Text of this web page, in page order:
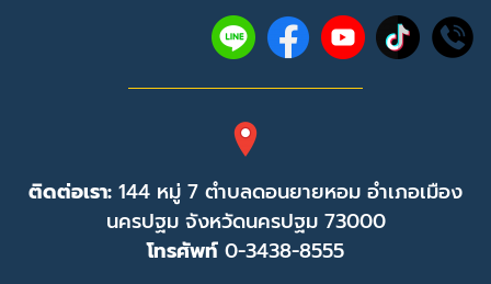
ติดต่อเรา: 144 หมู่ 7 ตำบลดอนยายหอม อำเภอเมือง
นครปฐม จังหวัดนครปฐม 73000
โทรศัพท์ 0-3438-8555